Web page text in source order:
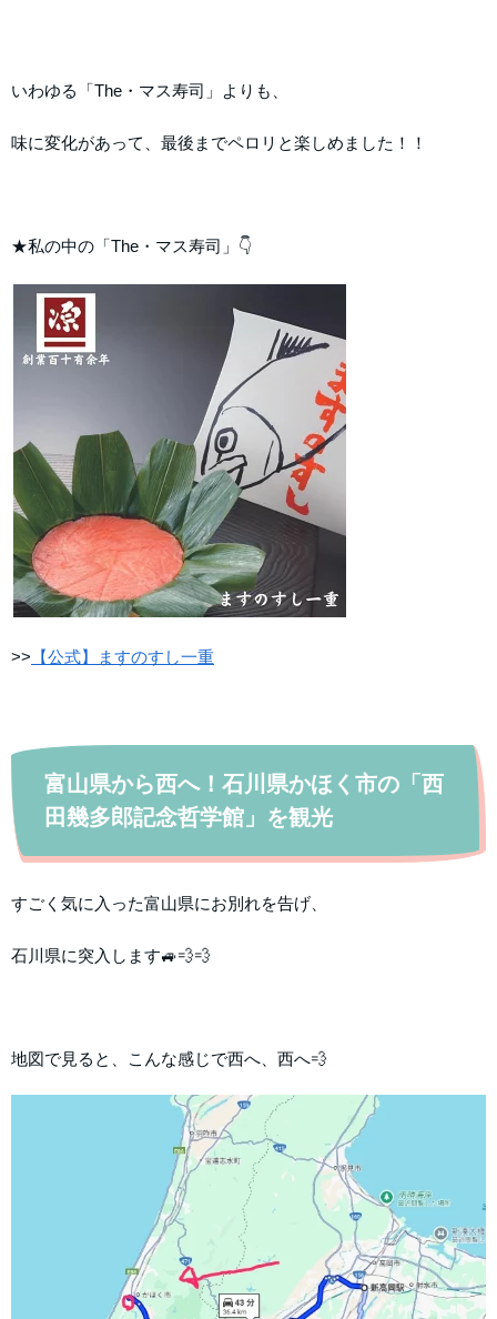
いわゆる「The・マス寿司」よりも、
味に変化があって、最後までペロリと楽しめました！！
★私の中の「The・マス寿司」👇
>> 【公式】ますのすし一重
富山県から西へ！石川県かほく市の「西
田幾多郎記念哲学館」を観光
すごく気に入った富山県にお別れを告げ、
石川県に突入します🚙💨💨
地図で見ると、こんな感じで西へ、西へ💨